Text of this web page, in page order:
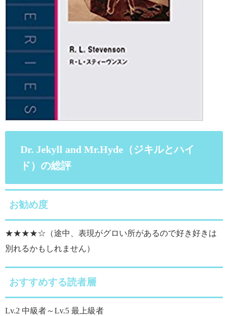
Dr. Jekyll and Mr.Hyde（ジキルとハイ
ド）の総評
お勧め度
★★★★☆（途中、表現がグロい所があるので好き好きは
別れるかもしれません）
おすすめする読者層
Lv.2 中級者～Lv.5 最上級者